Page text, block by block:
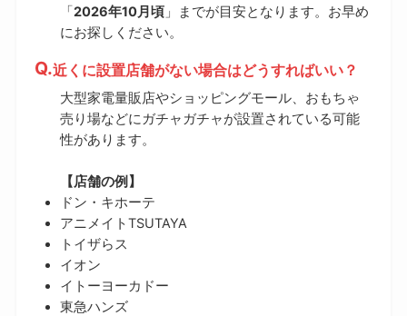
「2026年10月頃」までが目安となります。お早め
にお探しください。
近くに設置店舗がない場合はどうすればいい？
大型家電量販店やショッピングモール、おもちゃ
売り場などにガチャガチャが設置されている可能
性があります。
【店舗の例】
ドン・キホーテ
アニメイトTSUTAYA
トイザらス
イオン
イトーヨーカドー
東急ハンズ